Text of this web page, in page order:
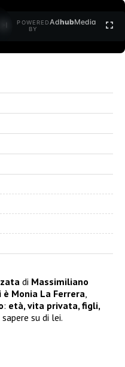
POWERED
BY
AdhubMedia
di Massimiliano
è Monia La Ferrera
: età, vita privata, figli,
su di lei.